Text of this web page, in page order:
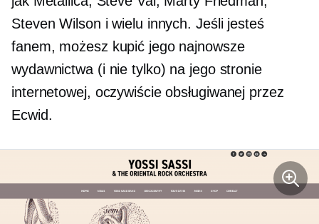
Steven Wilson i wielu innych. Jeśli jesteś
fanem, możesz kupić jego najnowsze
wydawnictwa (i nie tylko) na jego stronie
internetowej, oczywiście obsługiwanej przez
Ecwid.